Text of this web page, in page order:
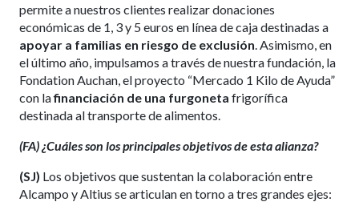
permite a nuestros clientes realizar donaciones
económicas de 1, 3 y 5 euros en línea de caja destinadas a
apoyar a familias en riesgo de exclusión . Asimismo, en
el último año, impulsamos a través de nuestra fundación, la
Fondation Auchan, el proyecto “Mercado 1 Kilo de Ayuda”
con lafinanciación de una furgoneta frigorífica
destinada al transporte de alimentos.
(FA) ¿Cuáles son los principales objetivos de esta alianza?
(SJ) Los objetivos que sustentan la colaboración entre
Alcampo y Altius se articulan en torno a tres grandes ejes: